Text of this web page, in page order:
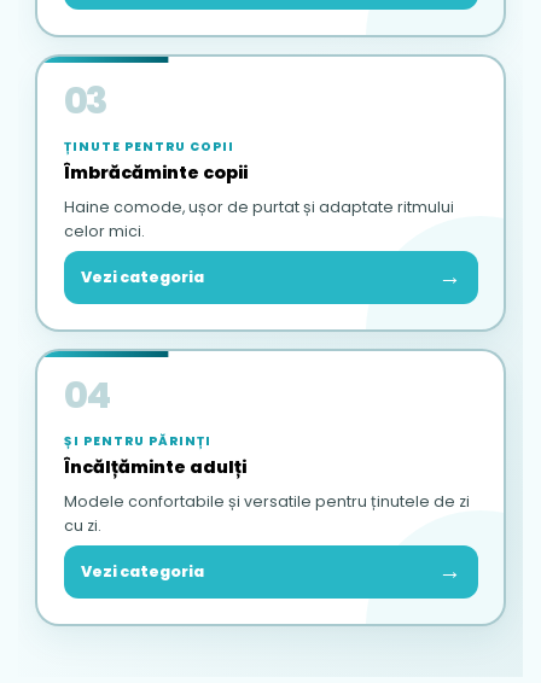
03
ȚINUTE PENTRU COPII
Îmbrăcăminte copii
Haine comode, ușor de purtat și adaptate ritmului
celor mici.
Vezi categoria →
04
ȘI PENTRU PĂRINȚI
Încălțăminte adulți
Modele confortabile și versatile pentru ținutele de zi
cu zi.
Vezi categoria →